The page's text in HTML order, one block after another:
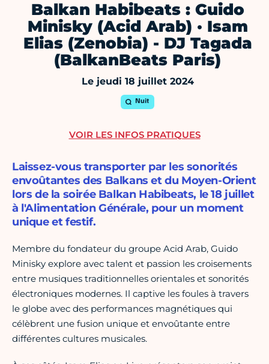
Balkan Habibeats : Guido
Minisky (Acid Arab) · Isam
Elias (Zenobia) - DJ Tagada
(BalkanBeats Paris)
Le jeudi 18 juillet 2024
Nuit
Laissez-vous transporter par les sonorités
envoûtantes des Balkans et du Moyen-Orient
lors de la soirée Balkan Habibeats, le 18 juillet
à l'Alimentation Générale, pour un moment
unique et festif.
Membre du fondateur du groupe Acid Arab, Guido
Minisky explore avec talent et passion les croisements
entre musiques traditionnelles orientales et sonorités
électroniques modernes. Il captive les foules à travers
le globe avec des performances magnétiques qui
célèbrent une fusion unique et envoûtante entre
différentes cultures musicales.
VOIR LES INFOS PRATIQUES